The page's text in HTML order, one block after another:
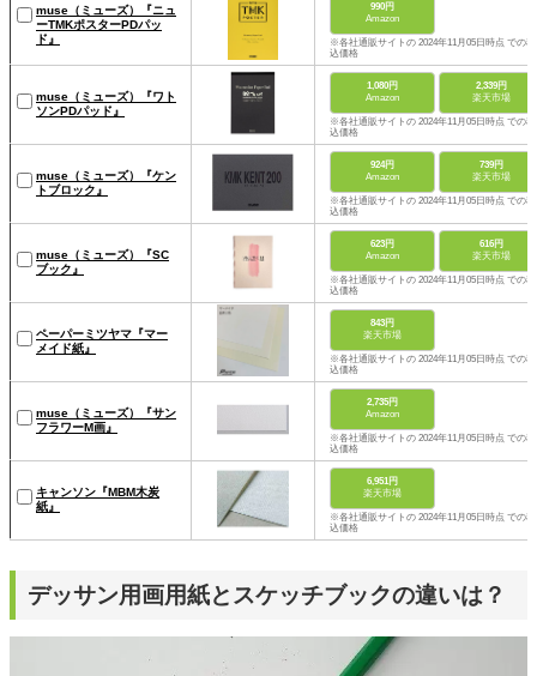
muse（ミューズ）『ニュ
ーTMKポスターPDパッ
ド』
990円
Amazon
※各社通販サイトの 2024年11月05日時点 での税
込価格
muse（ミューズ）『ワト
ソンPDパッド』
1,080円
Amazon
2,339円
楽天市場
※各社通販サイトの 2024年11月05日時点 での税
込価格
muse（ミューズ）『ケン
トブロック』
924円
Amazon
739円
楽天市場
※各社通販サイトの 2024年11月05日時点 での税
込価格
muse（ミューズ）『SC
ブック』
623円
Amazon
616円
楽天市場
※各社通販サイトの 2024年11月05日時点 での税
込価格
ペーパーミツヤマ『マー
メイド紙』
843円
楽天市場
※各社通販サイトの 2024年11月05日時点 での税
込価格
muse（ミューズ）『サン
フラワーM画』
2,735円
Amazon
※各社通販サイトの 2024年11月05日時点 での税
込価格
キャンソン『MBM木炭
紙』
6,951円
楽天市場
※各社通販サイトの 2024年11月05日時点 での税
込価格
デッサン用画用紙とスケッチブックの違いは？